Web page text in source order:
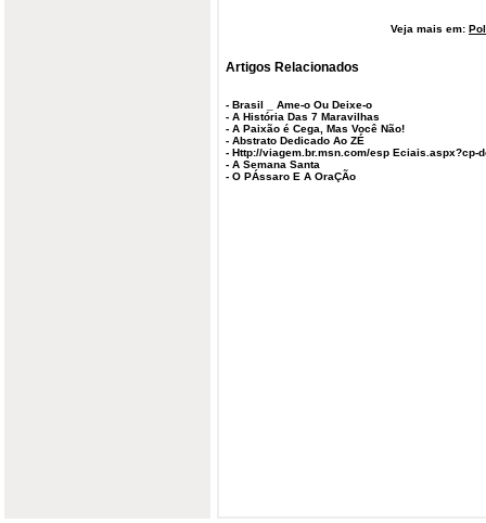
Veja mais em:
Artigos Relacionados
- Brasil _ Ame-o Ou Deixe-o
- A História Das 7 Maravilhas
- A Paixão é Cega, Mas Você Não!
- Abstrato Dedicado Ao ZÉ
- Http://viagem.br.msn.com/esp Eciais.aspx?cp-
- A Semana Santa
- O PÁssaro E A OraÇÃo